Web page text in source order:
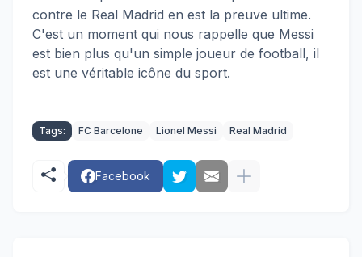
contre le Real Madrid en est la preuve ultime.
C'est un moment qui nous rappelle que Messi
est bien plus qu'un simple joueur de football, il
est une véritable icône du sport.
Tags: FC Barcelone Lionel Messi Real Madrid
Facebook